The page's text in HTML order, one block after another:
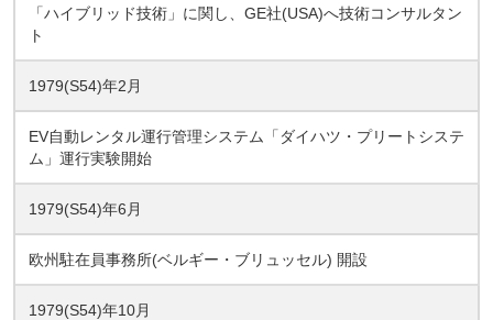
「ハイブリッド技術」に関し、GE社(USA)へ技術コンサルタン
ト
1979(S54)年2月
EV自動レンタル運行管理システム「ダイハツ・プリートシステ
ム」運行実験開始
1979(S54)年6月
欧州駐在員事務所(ベルギー・ブリュッセル) 開設
1979(S54)年10月